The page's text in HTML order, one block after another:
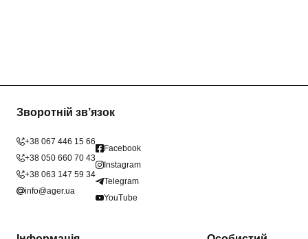
Зворотній зв’язок
+38 067 446 15 66
+38 050 660 70 43
+38 063 147 59 34
info@ager.ua
Facebook
Instagram
Telegram
YouTube